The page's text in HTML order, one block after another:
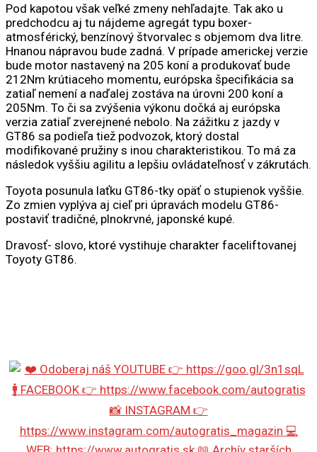
Pod kapotou však veľké zmeny nehľadajte. Tak ako u
predchodcu aj tu nájdeme agregát typu boxer-
atmosférický, benzínový štvorvalec s objemom dva litre.
Hnanou nápravou bude zadná. V prípade americkej verzie
bude motor nastavený na 205 koní a produkovať bude
212Nm krútiaceho momentu, európska špecifikácia sa
zatiaľ nemení a naďalej zostáva na úrovni 200 koní a
205Nm. To či sa zvýšenia výkonu dočká aj európska
verzia zatiaľ zverejnené nebolo. Na zážitku z jazdy v
GT86 sa podieľa tiež podvozok, ktorý dostal
modifikované pružiny s inou charakteristikou. To má za
následok vyššiu agilitu a lepšiu ovládateľnosť v zákrutách.
Toyota posunula laťku GT86-tky opäť o stupienok vyššie.
Zo zmien vyplýva aj cieľ pri úpravách modelu GT86-
postaviť tradičné, plnokrvné, japonské kupé.
Dravosť- slovo, ktoré vystihuje charakter faceliftovanej
Toyoty GT86.